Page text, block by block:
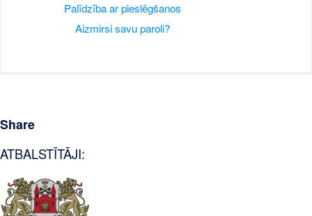
Palīdzība ar pieslēgšanos
Aizmirsi savu paroli?
Share
ATBALSTĪTĀJI: